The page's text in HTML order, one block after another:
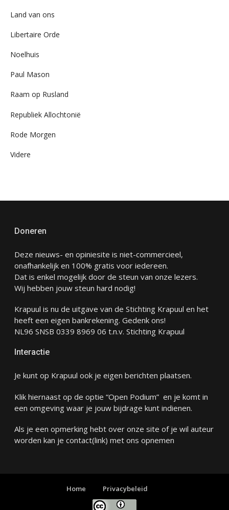
Land van ons
Libertaire Orde
Noelhuis
Paul Mason
Raam op Rusland
Republiek Allochtonië
Rode Morgen
Videre
Doneren
Deze nieuws- en opiniesite is niet-commercieel,
onafhankelijk en 100% gratis voor iedereen.
Dat is enkel mogelijk door de steun van onze lezers.
Wij hebben jouw steun hard nodig!
Krapuul is nu de uitgave van de Stichting Krapuul en het
heeft een eigen bankrekening. Gedenk ons!
NL96 SNSB 0339 8969 06 t.n.v. Stichting Krapuul
Interactie
Je kunt op Krapuul ook je eigen berichten plaatsen.
Klik hiernaast op de optie “Open Podium” en je komt in
een omgeving waar je jouw bijdrage kunt indienen.
Als je een opmerking hebt over onze site of je wil auteur
worden kan je contact(link) met ons opnemen
Home Privacybeleid